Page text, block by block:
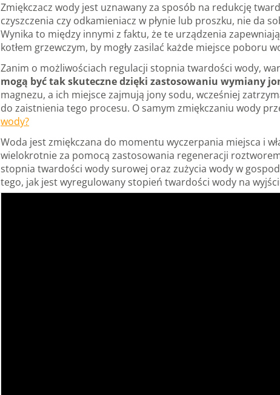
Zmiękczacz wody jest uznawany za sposób na redukcję
czyszczenia czy odkamieniacz w płynie lub proszku, nie da
Wynika to między innymi z faktu, że te urządzenia
kotłem grzewczym, by mogły zasilać każde miejsce poboru
Zanim o możliwościach regulacji stopnia twardości wody,
mogą być tak skuteczne dzięki zastosowaniu wymiany
magnezu, a ich miejsce zajmują jony sodu, wcześniej
do zaistnienia tego procesu. O samym zmiękczaniu wody
wody?
Woda jest zmiękczana do momentu wyczerpania miejsca i
wielokrotnie za pomocą zastosowania regeneracji
stopnia twardości wody surowej oraz zużycia wody w
tego, jak jest wyregulowany stopień twardości wody na